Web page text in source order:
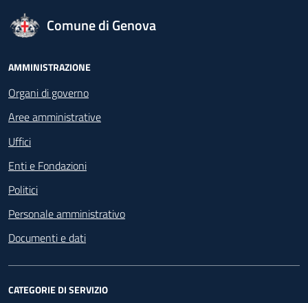
logo Unione Europea
Comune di Genova
Footer - Navigazione
AMMINISTRAZIONE
Organi di governo
Aree amministrative
Uffici
Enti e Fondazioni
Politici
Personale amministrativo
Documenti e dati
CATEGORIE DI SERVIZIO